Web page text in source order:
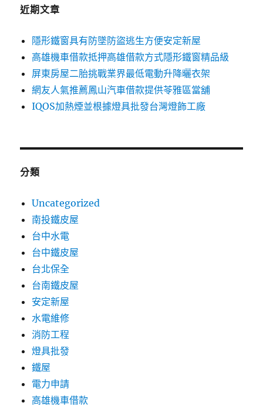
近期文章
隱形鐵窗具有防墜防盜逃生方便安定新屋
高雄機車借款抵押高雄借款方式隱形鐵窗精品級
屏東房屋二胎挑戰業界最低電動升降曬衣架
網友人氣推薦鳳山汽車借款提供苓雅區當舖
IQOS加熱煙並根據燈具批發台灣燈飾工廠
分類
Uncategorized
南投鐵皮屋
台中水電
台中鐵皮屋
台北保全
台南鐵皮屋
安定新屋
水電維修
消防工程
燈具批發
鐵屋
電力申請
高雄機車借款